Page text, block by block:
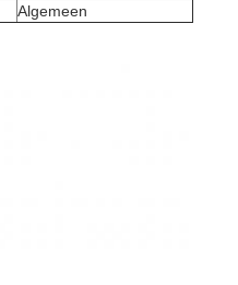
Algemeen